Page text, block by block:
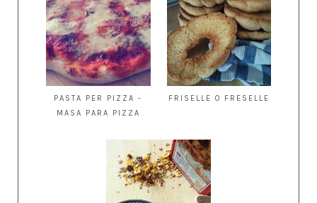
PASTA PER PIZZA -
MASA PARA PIZZA
FRISELLE O FRESELLE